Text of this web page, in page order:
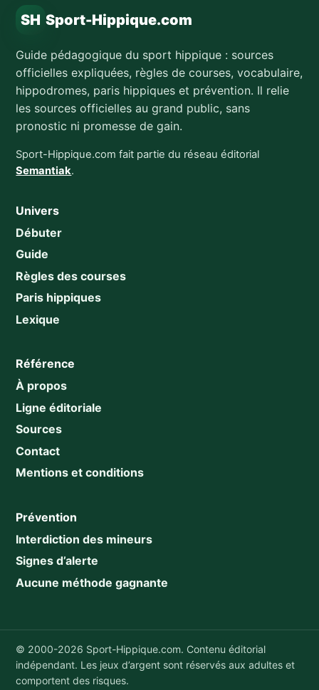
SH Sport-Hippique.com
Guide pédagogique du sport hippique : sources
officielles expliquées, règles de courses, vocabulaire,
hippodromes, paris hippiques et prévention. Il relie
les sources officielles au grand public, sans
pronostic ni promesse de gain.
Sport-Hippique.com fait partie du réseau éditorial
Semantiak.
Univers
Débuter
Guide
Règles des courses
Paris hippiques
Lexique
Référence
À propos
Ligne éditoriale
Sources
Contact
Mentions et conditions
Prévention
Interdiction des mineurs
Signes d’alerte
Aucune méthode gagnante
© 2000-2026 Sport-Hippique.com. Contenu éditorial
indépendant. Les jeux d’argent sont réservés aux adultes et
comportent des risques.